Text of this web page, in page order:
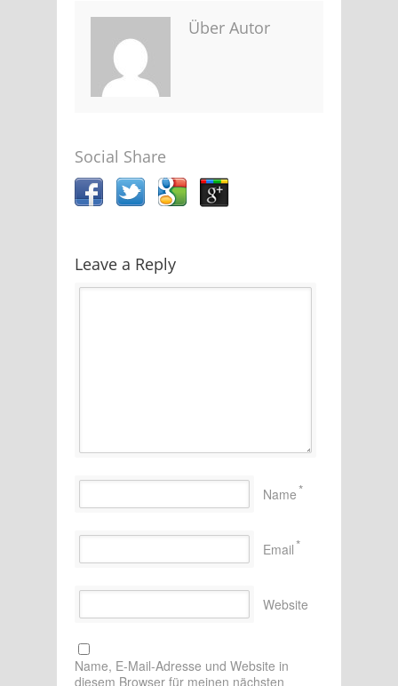
Über Autor
Social Share
Leave a Reply
Name*
Email*
Website
Name, E-Mail-Adresse und Website in
diesem Browser für meinen nächsten